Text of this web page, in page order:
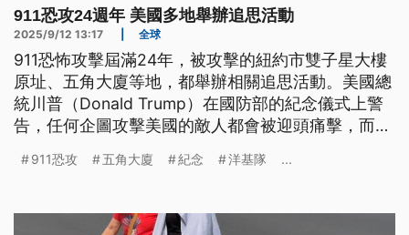
911恐攻24週年 美國多地舉辦追思活動
2025/9/12 13:17 全球
911恐怖攻擊屆滿24年，被攻擊的紐約市雙子星大樓
原址、五角大廈等地，都舉辦相關追思活動。美國總
統川普（Donald Trump）在國防部的紀念儀式上警
告，任何企圖攻擊美國的敵人都會被迎頭痛擊，而他
聲。
911恐攻 五角大廈 紀念 洋基隊 ...